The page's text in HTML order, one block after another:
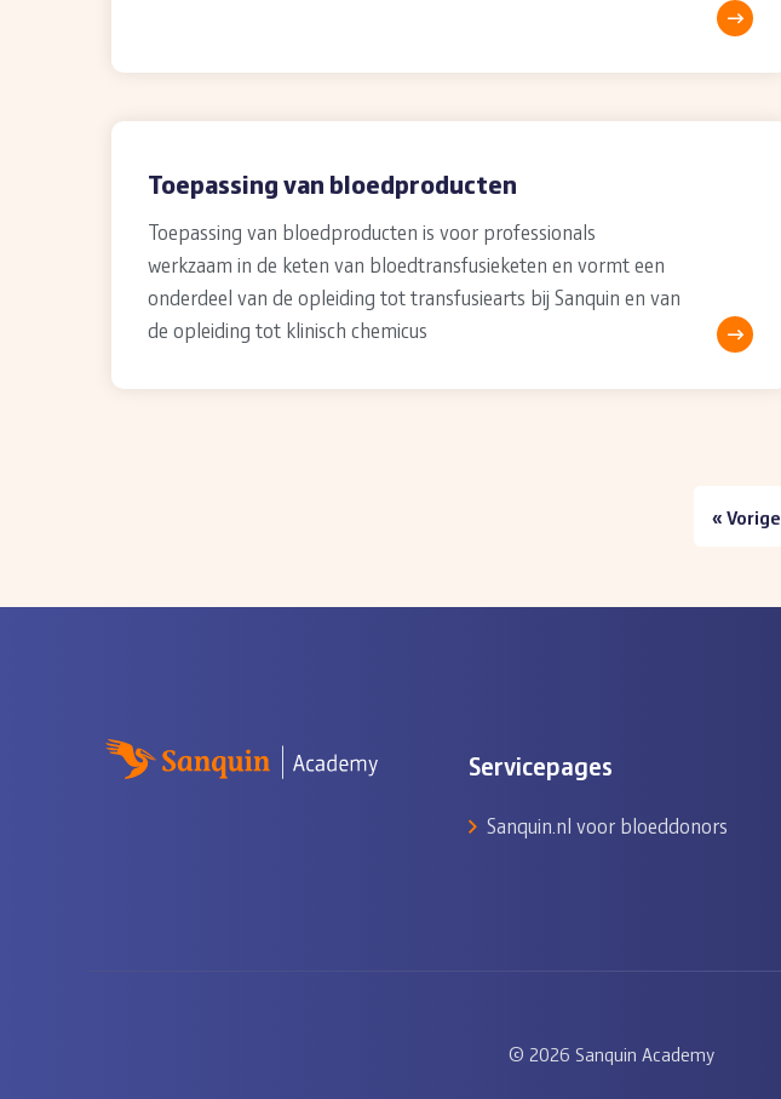
Toepassing van bloedproducten
Toepassing van bloedproducten is voor professionals
werkzaam in de keten van bloedtransfusieketen en vormt een
onderdeel van de opleiding tot transfusiearts bij Sanquin en van
de opleiding tot klinisch chemicus
« Vorige
Servicepages
Sanquin.nl voor bloeddonors
© 2026 Sanquin Academy